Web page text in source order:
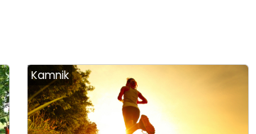
Kamnik